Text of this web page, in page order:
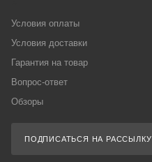
Условия оплаты
Условия доставки
Гарантия на товар
Вопрос-ответ
Обзоры
ПОДПИСАТЬСЯ НА РАССЫЛКУ